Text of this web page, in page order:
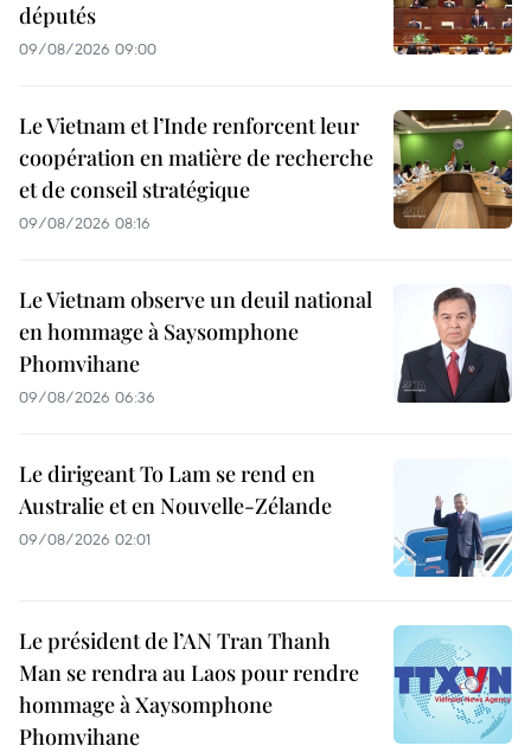
députés
09/08/2026 09:00
Le Vietnam et l’Inde renforcent leur
coopération en matière de recherche
et de conseil stratégique
09/08/2026 08:16
Le Vietnam observe un deuil national
en hommage à Saysomphone
Phomvihane
09/08/2026 06:36
Le dirigeant To Lam se rend en
Australie et en Nouvelle-Zélande
09/08/2026 02:01
Le président de l’AN Tran Thanh
Man se rendra au Laos pour rendre
hommage à Xaysomphone
Phomvihane